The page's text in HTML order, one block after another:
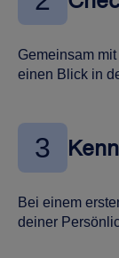
Gemeinsam
einen Blick in
3
Bei einem
deiner